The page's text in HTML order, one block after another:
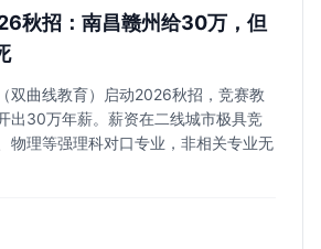
秋招：南昌赣州给30万，但
双曲线教育）启动2026秋招，竞赛教
出30万年薪。薪资在二线城市极具竞
物理等强理科对口专业，非相关专业无